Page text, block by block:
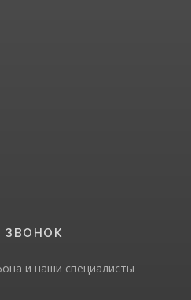
ЗВОНОК
и наши специалисты